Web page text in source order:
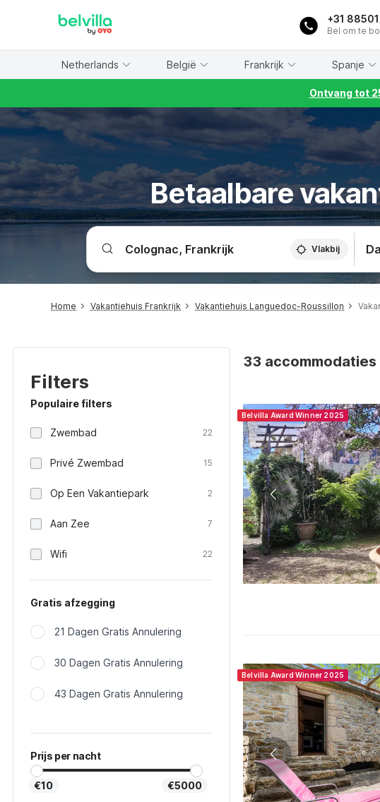
+31
Bel om te
Netherlands België Frankrijk Spanje
Ontvang tot
Betaalbare
Vlakbij
Home Vakantiehuis Frankrijk Vakantiehuis Languedoc-Roussillon
Filters
Populaire filters
Zwembad 22
Privé Zwembad 15
Op Een Vakantiepark 2
Aan Zee 7
Wifi 22
Gratis afzegging
21 Dagen Gratis Annulering
30 Dagen Gratis Annulering
43 Dagen Gratis Annulering
Prijs per nacht
€10 €5000
33
Belvilla Award Winner 2025
Belvilla Award Winner 2025